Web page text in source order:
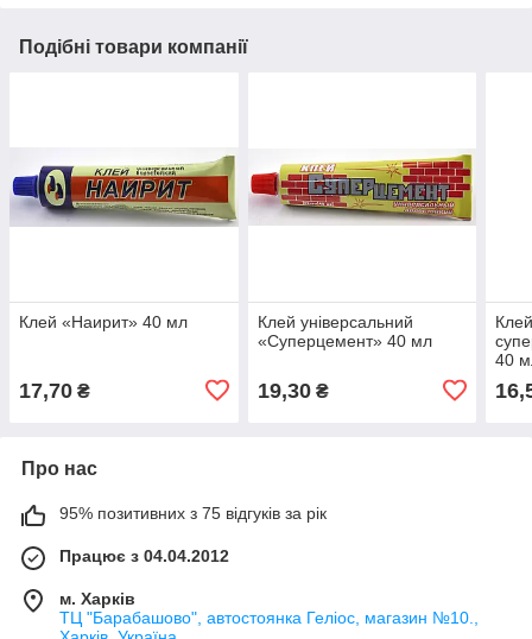
Подібні товари компанії
Клей «Наирит» 40 мл
17,70 ₴
Клей універсальний
«Суперцемент» 40 мл
19,30₴
40
Про нас
95% позитивних з 75 відгуків за рік
Працює з 04.04.2012
м. Харків
ТЦ "Барабашово", автостоянка Геліос, магазин №10.,